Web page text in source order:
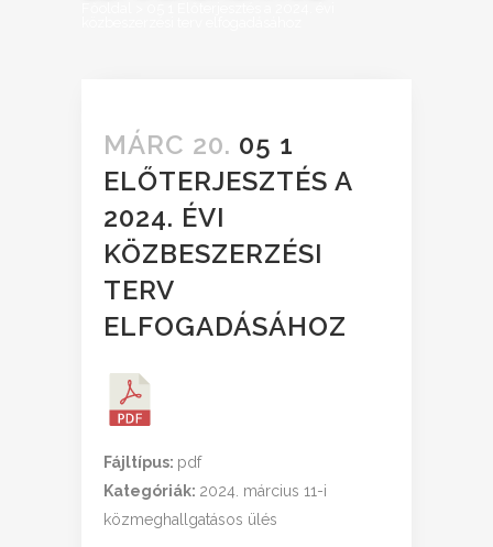
MÁRC 20. 05 1
ELŐTERJESZTÉS A
2024. ÉVI
KÖZBESZERZÉSI
TERV
ELFOGADÁSÁHOZ
Fájltípus: pdf
Kategóriák: 2024. március 11-i
közmeghallgatásos ülés